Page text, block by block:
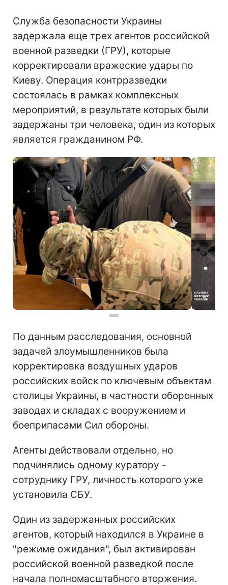
Служба безопасности Украины
задержала еще трех агентов российской
военной разведки (ГРУ), которые
корректировали вражеские удары по
Киеву. Операция контрразведки
состоялась в рамках комплексных
мероприятий, в результате которых были
задержаны три человека, один из которых
является гражданином РФ.
По данным расследования, основной
задачей злоумышленников была
корректировка воздушных ударов
российских войск по ключевым объектам
столицы Украины, в частности оборонных
заводах и складах с вооружением и
боеприпасами Сил обороны.
Агенты действовали отдельно, но
подчинялись одному куратору -
сотруднику ГРУ, личность которого уже
установила СБУ.
Один из задержанных российских
агентов, который находился в Украине в
"режиме ожидания", был активирован
российской военной разведкой после
начала полномасштабного вторжения.